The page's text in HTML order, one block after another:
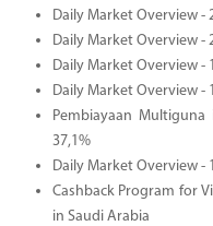
Daily Market Overview -
Daily Market Overview -
Daily Market Overview -
Daily Market Overview -
Pembiayaan
37,1%
Daily Market Overview -
Cashback Program for
in Saudi Arabia